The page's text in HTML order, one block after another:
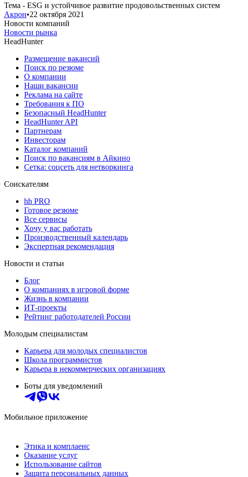
Тема - ESG и устойчивое развитие продовольственных систем
Акрон•22 октября 2021
Новости компаний
Новости рынка
HeadHunter
Размещение вакансий
Поиск по резюме
О компании
Наши вакансии
Реклама на сайте
Требования к ПО
Безопасный HeadHunter
HeadHunter API
Партнерам
Инвесторам
Каталог компаний
Поиск по вакансиям в Айкино
Сетка: соцсеть для нетворкинга
Соискателям
hh PRO
Готовое резюме
Все сервисы
Хочу у вас работать
Производственный календарь
Экспертная рекомендация
Новости и статьи
Блог
О компаниях в игровой форме
Жизнь в компании
ИТ-проекты
Рейтинг работодателей России
Молодым специалистам
Карьера для молодых специалистов
Школа программистов
Карьера в некоммерческих организациях
Боты для уведомлений
Мобильное приложение
Этика и комплаенс
Оказание услуг
Использование сайтов
Защита персональных данных